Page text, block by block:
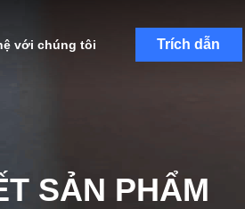
với chúng tôi Trích dẫn
SẢN PHẨM